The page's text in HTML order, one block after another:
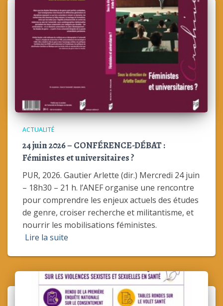
ACTUALITÉ
24 juin 2026 – CONFÉRENCE-DÉBAT :
Féministes et universitaires ?
PUR, 2026. Gautier Arlette (dir.) Mercredi 24 juin
– 18h30 – 21 h. l’ANEF organise une rencontre
pour comprendre les enjeux actuels des études
de genre, croiser recherche et militantisme, et
nourrir les mobilisations féministes.
Lire la suite